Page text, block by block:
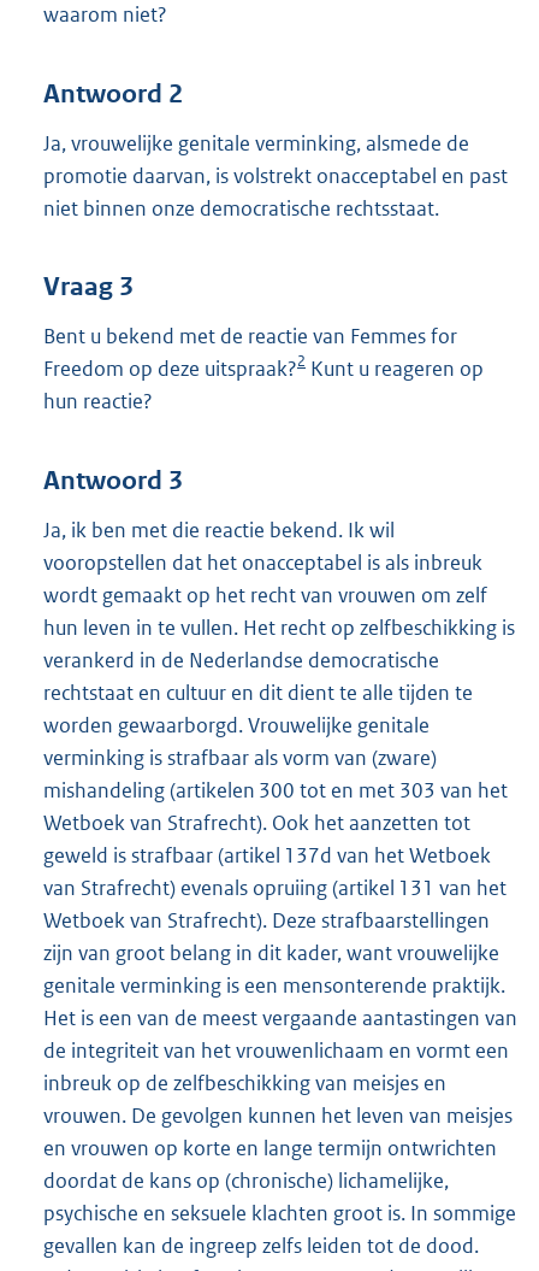
waarom niet?
Antwoord 2
Ja, vrouwelijke genitale verminking, alsmede de
promotie daarvan, is volstrekt onacceptabel en past
niet binnen onze democratische rechtsstaat.
Vraag 3
Bent u bekend met de reactie van Femmes for
Freedom op deze uitspraak?2 Kunt u reageren op
hun reactie?
Antwoord 3
Ja, ik ben met die reactie bekend. Ik wil
vooropstellen dat het onacceptabel is als inbreuk
wordt gemaakt op het recht van vrouwen om zelf
hun leven in te vullen. Het recht op zelfbeschikking is
verankerd in de Nederlandse democratische
rechtstaat en cultuur en dit dient te alle tijden te
worden gewaarborgd. Vrouwelijke genitale
verminking is strafbaar als vorm van (zware)
mishandeling (artikelen 300 tot en met 303 van het
Wetboek van Strafrecht). Ook het aanzetten tot
geweld is strafbaar (artikel 137d van het Wetboek
van Strafrecht) evenals opruiing (artikel 131 van het
Wetboek van Strafrecht). Deze strafbaarstellingen
zijn van groot belang in dit kader, want vrouwelijke
genitale verminking is een mensonterende praktijk.
Het is een van de meest vergaande aantastingen van
de integriteit van het vrouwenlichaam en vormt een
inbreuk op de zelfbeschikking van meisjes en
vrouwen. De gevolgen kunnen het leven van meisjes
en vrouwen op korte en lange termijn ontwrichten
doordat de kans op (chronische) lichamelijke,
psychische en seksuele klachten groot is. In sommige
gevallen kan de ingreep zelfs leiden tot de dood.